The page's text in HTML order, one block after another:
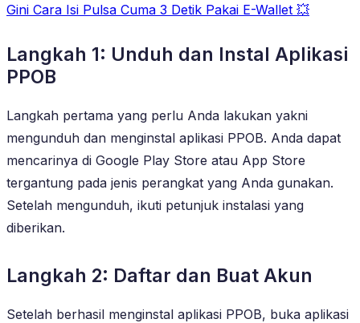
Gini Cara Isi Pulsa Cuma 3 Detik Pakai E-Wallet 💥
Langkah 1: Unduh dan Instal Aplikasi
PPOB
Langkah pertama yang perlu Anda lakukan yakni
mengunduh dan menginstal aplikasi PPOB. Anda dapat
mencarinya di Google Play Store atau App Store
tergantung pada jenis perangkat yang Anda gunakan.
Setelah mengunduh, ikuti petunjuk instalasi yang
diberikan.
Langkah 2: Daftar dan Buat Akun
Setelah berhasil menginstal aplikasi PPOB, buka aplikasi